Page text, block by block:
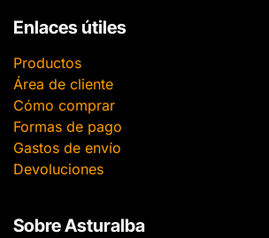
Enlaces útiles
Productos
Área de cliente
Cómo comprar
Formas de pago
Gastos de envío
Devoluciones
Sobre Asturalba